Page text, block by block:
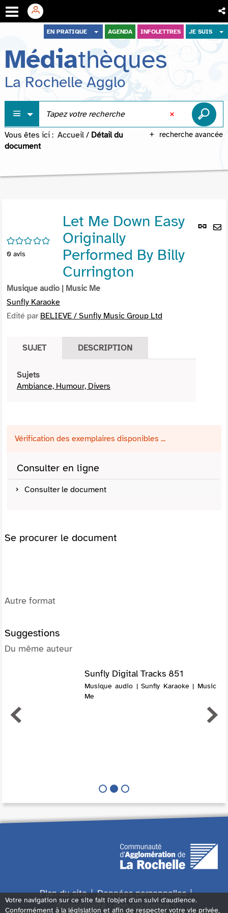
menu
contenu
recherche
EN PRATIQUE AGENDA INFOLETTRES JE SUIS
Médiathèques
La Rochelle Agglo
recherche avancée
Vous êtes ici : Accueil / Détail du
document
Lien
/5
0 avis
Let Me Down Easy
Originally
Performed By Billy
Currington
Musique audio | Music Me
Sunfly Karaoke
Edité par BELIEVE / Sunfly Music Group Ltd
SUJET DESCRIPTION
Sujets
Ambiance, Humour, Divers
Vérification des exemplaires disponibles ...
Consulter en ligne
Consulter le document
Se procurer le document
Autre format
Suggestions
Du même auteur
Sunfly Digital Tracks 851
Musique audio | Sunfly Karaoke | Music
Me
Plan du site
Données personnelles
Accessibilité : non conforme
Votre navigation sur ce site fait l'objet d'un suivi d'audience.
Conformément à la législation et afin de respecter votre vie privée,